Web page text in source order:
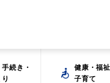
続き・
健康・福祉
子育て
続き・
健康・福祉
子育て